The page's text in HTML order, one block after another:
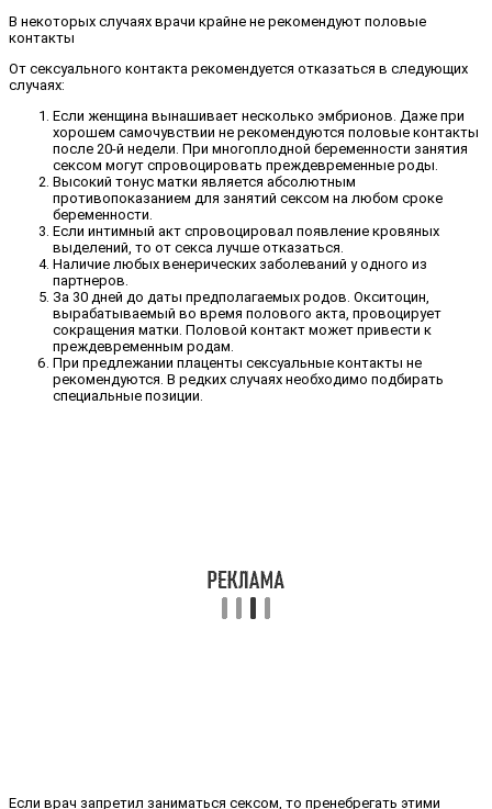
В некоторых случаях врачи крайне не рекомендуют половые
контакты
От сексуального контакта рекомендуется отказаться в следующих
случаях:
Если женщина вынашивает несколько эмбрионов. Даже при
хорошем самочувствии не рекомендуются половые контакты
после 20-й недели. При многоплодной беременности занятия
сексом могут спровоцировать преждевременные роды.
Высокий тонус матки является абсолютным
противопоказанием для занятий сексом на любом сроке
беременности.
Если интимный акт спровоцировал появление кровяных
выделений, то от секса лучше отказаться.
Наличие любых венерических заболеваний у одного из
партнеров.
За 30 дней до даты предполагаемых родов. Окситоцин,
вырабатываемый во время полового акта, провоцирует
сокращения матки. Половой контакт может привести к
преждевременным родам.
При предлежании плаценты сексуальные контакты не
рекомендуются. В редких случаях необходимо подбирать
специальные позиции.
Если врач запретил заниматься сексом, то пренебрегать этими